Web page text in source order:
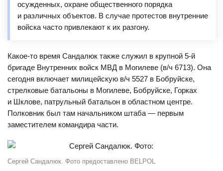
осужденных, охране общественного порядка
и различных объектов. В случае протестов внутренние
войска часто привлекают к их разгону.
Какое-то время Сандалюк также служил в крупной 5-й
бригаде Внутренних войск МВД в Могилеве (в/ч 6713). Она
сегодня включает милицейскую в/ч 5527 в Бобруйске,
стрелковые батальоны в Могилеве, Бобруйске, Горках
и Шклове, патрульный батальон в областном центре.
Полковник был там начальником штаба — первым
заместителем командира части.
Сергей Сандалюк. Фото предоставлено BELPOL